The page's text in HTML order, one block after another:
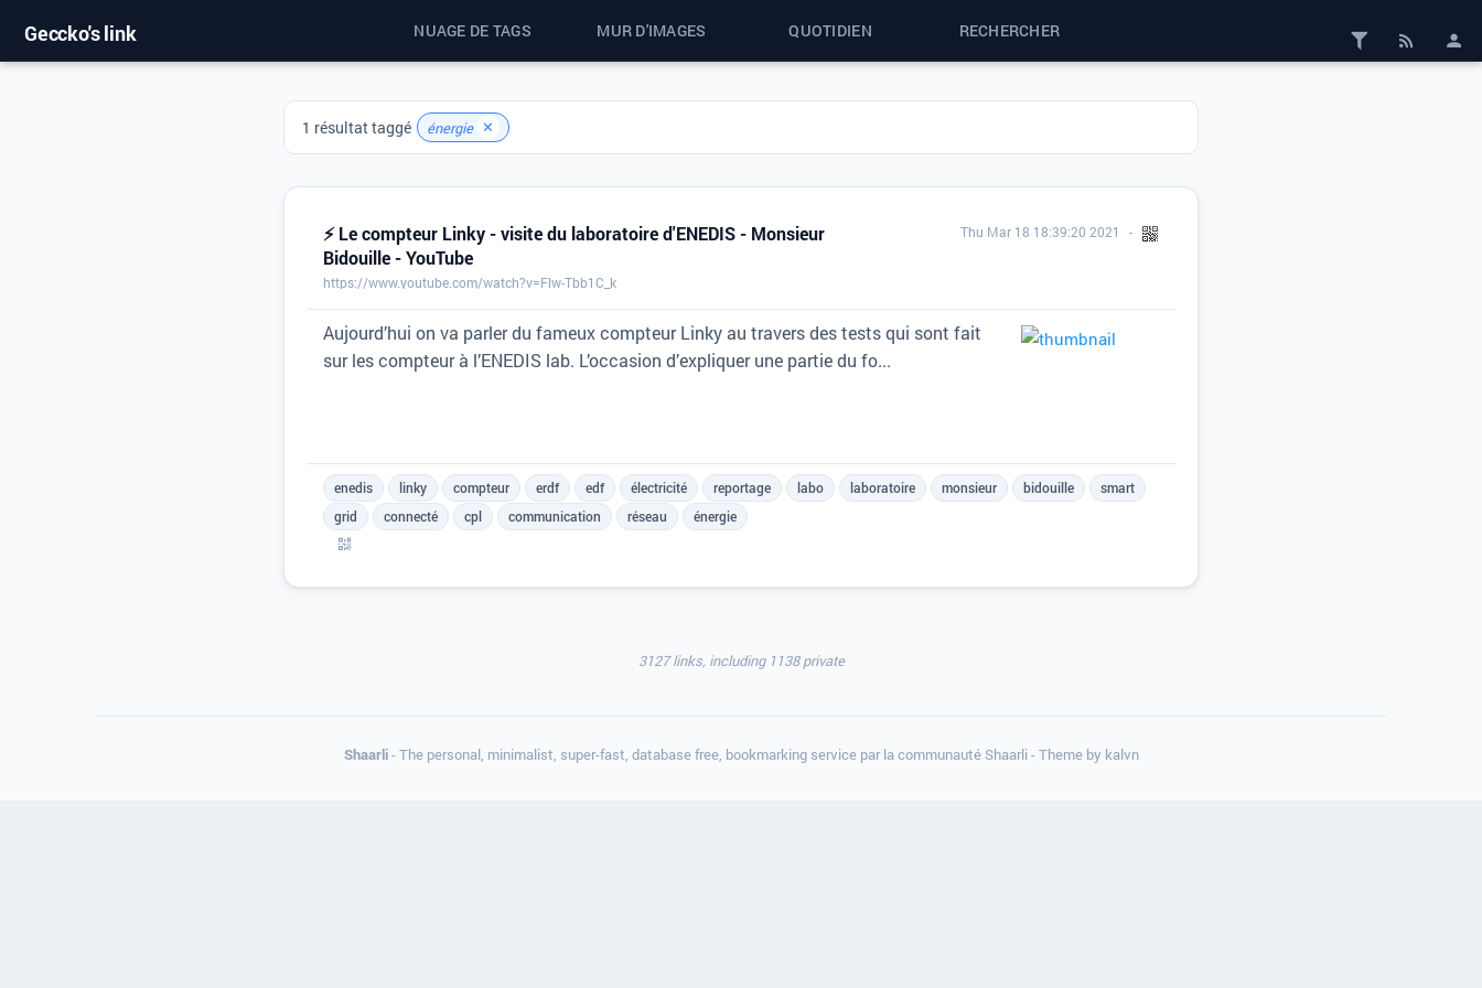
Geccko's link NUAGE DE TAGS MUR D'IMAGES QUOTIDIEN RECHERCHER
1 résultat taggé énergie ✕
⚡ Le compteur Linky - visite du laboratoire d'ENEDIS - Monsieur
Bidouille - YouTube
https://www.youtube.com/watch?v=Flw-Tbb1C_k
Thu Mar 18 18:39:20 2021
Aujourd’hui on va parler du fameux compteur Linky au travers des tests qui sont fait
sur les compteur à l’ENEDIS lab. L’occasion d’expliquer une partie du fo...
enedis linky compteur erdf edf électricité reportage labo laboratoire monsieur bidouille
smart
grid
connecté cpl communication réseau énergie
3127 links, including 1138 private
Shaarli- The personal, minimalist, super-fast, database free, bookmarking service par la communauté Shaarli - Theme by kalvn